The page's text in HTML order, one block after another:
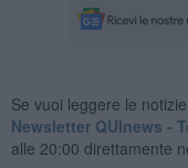
Se vuoi leggere le
Newsletter QUInews -
alle 20:00 direttamente